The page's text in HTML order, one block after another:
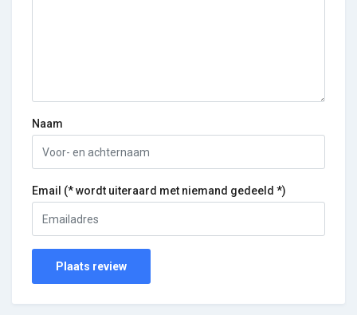
Naam
Email (* wordt uiteraard met niemand gedeeld *)
Plaats review